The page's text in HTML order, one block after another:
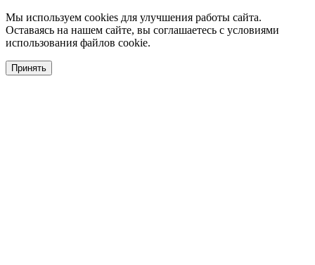
Мы используем cookies для улучшения работы сайта.
Оставаясь на нашем сайте, вы соглашаетесь с условиями
использования файлов cookie.
Принять